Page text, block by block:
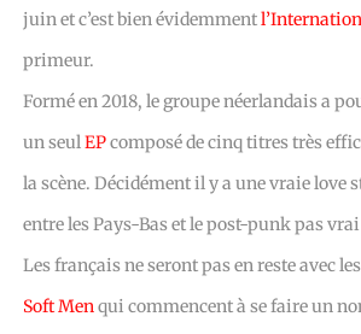
juin et c’est bien évidemment
primeur.
Formé en 2018, le groupe néerlandais a
un seulEPcomposé de cinq titres très
la scène. Décidément il y a une vraie love
entre les Pays-Bas et le post-punk pas vrai
Les français ne seront pas en reste avec
Soft Menqui commencent à se faire un